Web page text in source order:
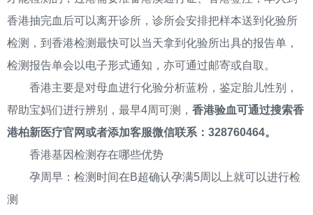
香港抽完血后可以离开诊所，诊所会安排把样本送到化验所
检测，到香港检测最快可以当天拿到化验所出具的报告单，
检测报告单会以电子形式通知，亦可通过邮寄或自取。
香港主要是对母血进行化验分析蓝粉，鉴定胎儿性别，
帮助宝妈们进行辨别，最早4周可测， 香港验血可通过搜索香
港柏新医疗官网或者添加客服微信联系：328760464。
香港基因检测存在哪些优势
孕周早：检测时间在B超确认孕满5周以上就可以进行检
测